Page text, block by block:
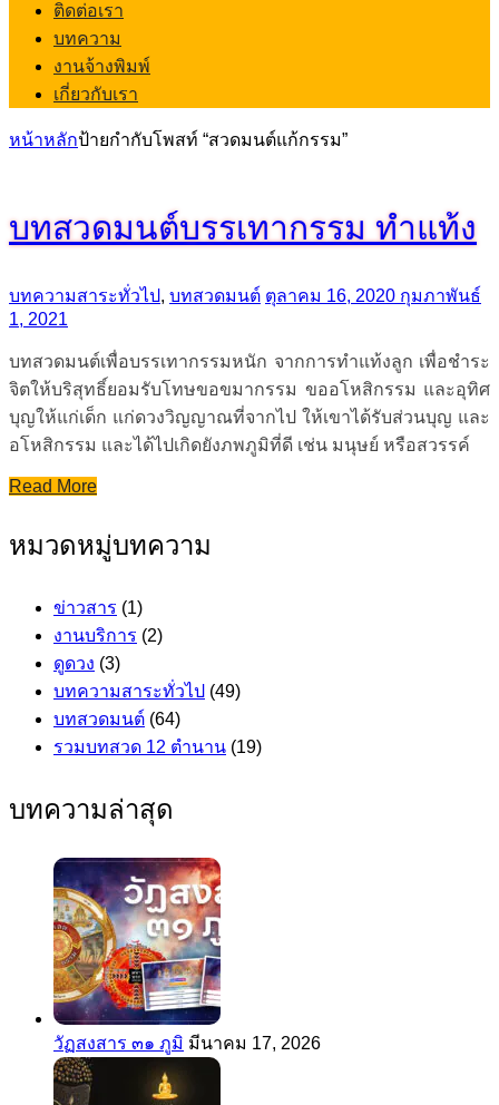
ติดต่อเรา
บทความ
งานจ้างพิมพ์
เกี่ยวกับเรา
หน้าหลักป้ายกำกับโพสท์ “สวดมนต์แก้กรรม”
บทสวดมนต์บรรเทากรรม ทำแท้ง
บทความสาระทั่วไป, บทสวดมนต์ ตุลาคม 16, 2020 กุมภาพันธ์
1, 2021
บทสวดมนต์เพื่อบรรเทากรรมหนัก จากการทำแท้งลูก เพื่อชำระ
จิตให้บริสุทธิ์ยอมรับโทษขอขมากรรม ขออโหสิกรรม และอุทิศ
บุญให้แก่เด็ก แก่ดวงวิญญาณที่จากไป ให้เขาได้รับส่วนบุญ และ
อโหสิกรรม และได้ไปเกิดยังภพภูมิที่ดี เช่น มนุษย์ หรือสวรรค์
Read More
หมวดหมู่บทความ
ข่าวสาร (1)
งานบริการ (2)
ดูดวง (3)
บทความสาระทั่วไป (49)
บทสวดมนต์ (64)
รวมบทสวด 12 ตำนาน (19)
บทความล่าสุด
วัฏสงสาร ๓๑ ภูมิ มีนาคม 17, 2026